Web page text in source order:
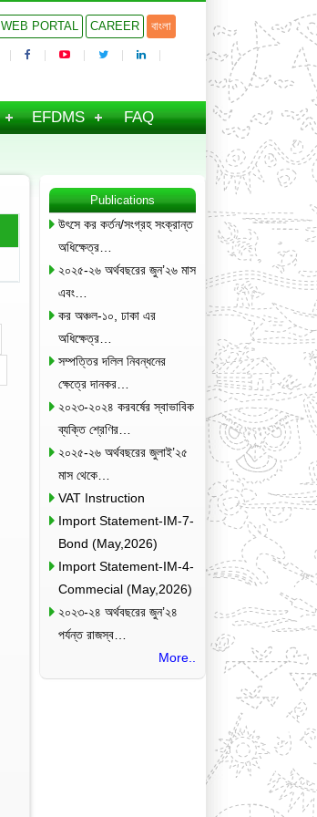
WEB PORTAL CAREER বাংলা
EFDMS FAQ
Publications
উৎসে কর কর্তন/সংগ্রহ সংক্রান্ত
অধিক্ষেত্র…
২০২৫-২৬ অর্থবছরের জুন’২৬ মাস
এবং…
কর অঞ্চল-১০, ঢাকা এর
অধিক্ষেত্র…
সম্পত্তির দলিল নিবন্ধনের
ক্ষেত্রে দানকর…
২০২৩-২০২৪ করবর্ষের স্বাভাবিক
ব্যক্তি শ্রেণির…
২০২৫-২৬ অর্থবছরের জুলাই’২৫
মাস থেকে…
VAT Instruction
Import Statement-IM-7-
Bond (May,2026)
Import Statement-IM-4-
Commecial (May,2026)
২০২৩-২৪ অর্থবছরের জুন’২৪
পর্যন্ত রাজস্ব…
More..